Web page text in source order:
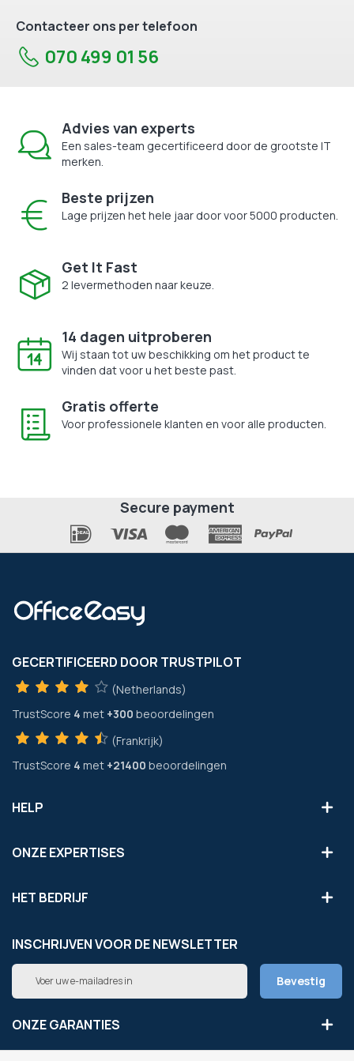
Contacteer ons per telefoon
070 499 01 56
Advies van experts
Een sales-team gecertificeerd door de grootste IT
merken.
Beste prijzen
Lage prijzen het hele jaar door voor 5000 producten.
Get It Fast
2 levermethoden naar keuze.
14 dagen uitproberen
Wij staan tot uw beschikking om het product te
vinden dat voor u het beste past.
Gratis offerte
Voor professionele klanten en voor alle producten.
Secure payment
GECERTIFICEERD DOOR TRUSTPILOT
(Netherlands)
TrustScore 4 met +300 beoordelingen
(Frankrijk)
TrustScore 4 met +21400 beoordelingen
HELP
ONZE EXPERTISES
HET BEDRIJF
INSCHRIJVEN VOOR DE NEWSLETTER
Abonneer
op
onze
nieuwsbrief
Bevestig
ONZE GARANTIES